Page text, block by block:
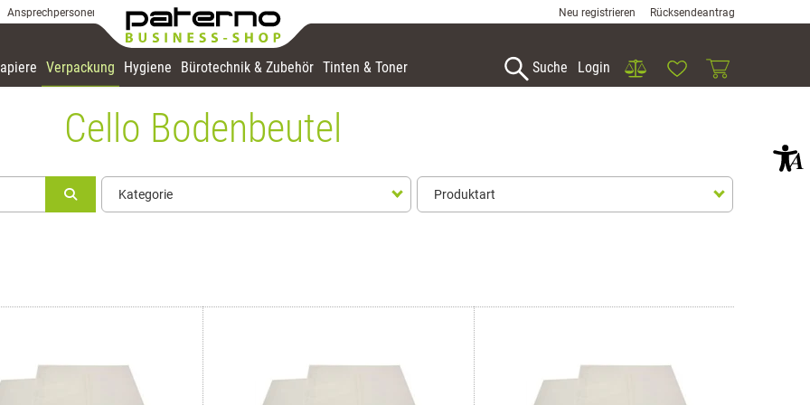
Ansprechpersonen Neu registrieren Rücksendeantrag
Suche Login VergleichWunschlisteWarenkorb
Verpackung Hygiene Bürotechnik & Zubehör Tinten & Toner
Cello Bodenbeutel
Kategorie
Auswahl übernehmen
Produktart